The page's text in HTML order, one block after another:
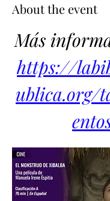
About the event
Más
https://
ublica.org/